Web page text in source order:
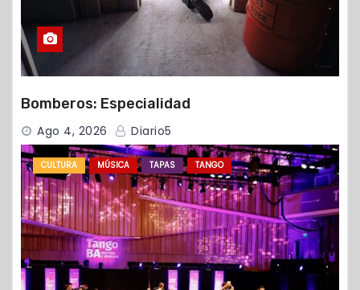
Bomberos: Especialidad
Ago 4, 2026 Diario5
CULTURA MÚSICA TAPAS TANGO